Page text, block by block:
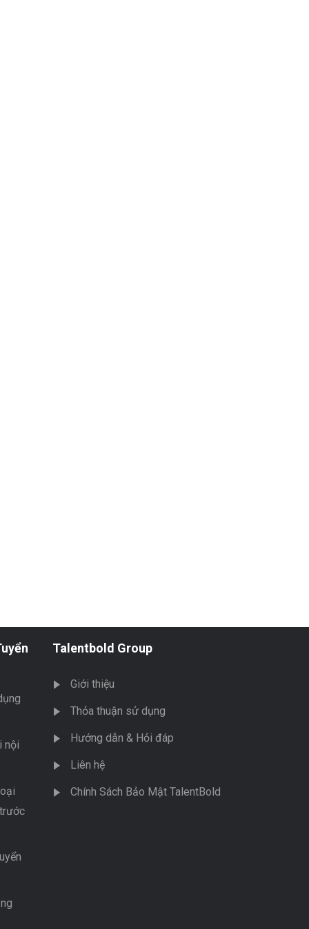
nội
Talentbold Group
Giới thiệu
Thỏa thuận sử dụng
Hướng dẫn & Hỏi đáp
Liên hệ
Chính Sách Bảo Mật TalentBold